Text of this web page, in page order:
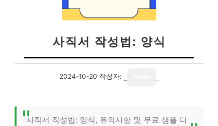
사직서 작성법: 양식
2024-10-20 작성자:
사직서 작성법: 양식, 유의사항 및 무료 샘플 다